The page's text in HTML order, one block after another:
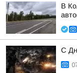
В
С